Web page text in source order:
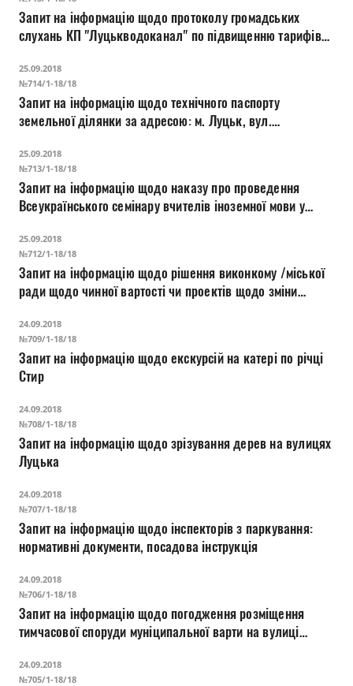
Запит на інформацію щодо протоколу громадських
слухань КП "Луцькводоканал" по підвищенню тарифів
25.09.2018
№714/1-18/18
Запит на інформацію щодо технічного паспорту
земельної ділянки за адресою: м. Луцьк, вул.
25.09.2018
№713/1-18/18
Запит на інформацію щодо наказу про проведення
Всеукраїнського семінару вчителів іноземної мови у
учасників
25.09.2018
№712/1-18/18
Запит на інформацію щодо рішення виконкому /міської
ради щодо чинної вартості чи проектів щодо зміни
транспорті
24.09.2018
№709/1-18/18
Запит на інформацію щодо екскурсій на катері по річці
Стир
24.09.2018
№708/1-18/18
Запит на інформацію щодо зрізування дерев на вулицях
Луцька
24.09.2018
№707/1-18/18
Запит на інформацію щодо інспекторів з паркування:
нормативні документи, посадова інструкція
24.09.2018
№706/1-18/18
Запит на інформацію щодо погодження розміщення
тимчасової споруди муніципальної варти на вулиці
24.09.2018
№705/1-18/18